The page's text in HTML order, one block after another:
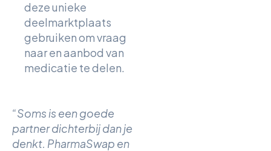
deze unieke
deelmarktplaats
gebruiken om vraag
naar en aanbod van
medicatie te delen.
“Soms is een goede
partner dichterbij dan je
denkt. PharmaSwap en